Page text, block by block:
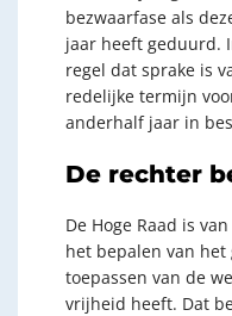
bezwaarfase als
jaar heeft geduurd.
regel dat sprake is
redelijke termijn
anderhalf jaar in
De rechter
De Hoge Raad is
het bepalen van het
toepassen van de
vrijheid heeft. Dat